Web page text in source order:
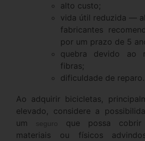
alto custo;
vida útil reduzida —
fabricantes
por um prazo de 5
quebra devido ao
fibras;
dificuldade de reparo.
Ao adquirir bicicletas,
elevado, considere a
um
seguro
que possa cobrir
materiais ou físicos